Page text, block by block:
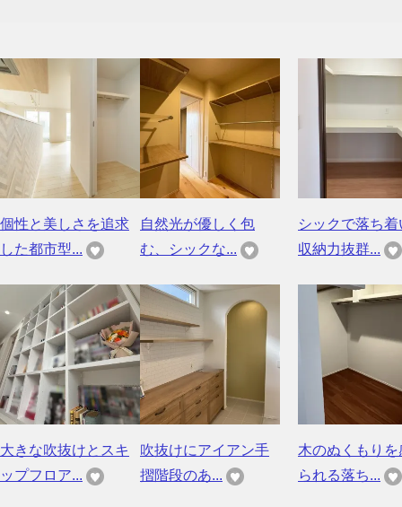
個性と美しさを追求
した都市型...
自然光が優しく包
む、シックな...
シックで落ち着
収納力抜群...
大きな吹抜けとスキ
ップフロア...
吹抜けにアイアン手
摺階段のあ...
木のぬくもりを
られる落ち...